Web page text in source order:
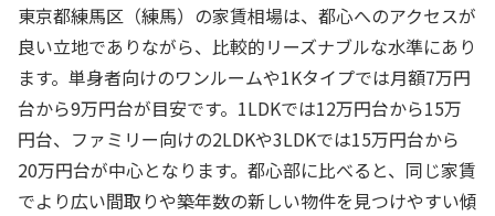
東京都練馬区（練馬）の家賃相場は、都心へのアクセスが
良い立地でありながら、比較的リーズナブルな水準にあり
ます。単身者向けのワンルームや1Kタイプでは月額7万円
台から9万円台が目安です。1LDKでは12万円台から15万
円台、ファミリー向けの2LDKや3LDKでは15万円台から
20万円台が中心となります。都心部に比べると、同じ家賃
でより広い間取りや築年数の新しい物件を見つけやすい傾